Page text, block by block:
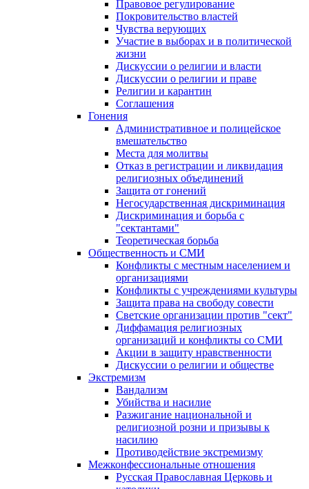
Правовое регулирование
Покровительство властей
Чувства верующих
Участие в выборах и в политической
жизни
Дискуссии о религии и власти
Дискуссии о религии и праве
Религии и карантин
Соглашения
Гонения
Административное и полицейское
вмешательство
Места для молитвы
Отказ в регистрации и ликвидация
религиозных объединений
Защита от гонений
Негосударственная дискриминация
Дискриминация и борьба с
"сектантами"
Теоретическая борьба
Общественность и СМИ
Конфликты с местным населением и
организациями
Конфликты с учреждениями культуры
Защита права на свободу совести
Светские организации против "сект"
Диффамация религиозных
организаций и конфликты со СМИ
Акции в защиту нравственности
Дискуссии о религии и обществе
Экстремизм
Вандализм
Убийства и насилие
Разжигание национальной и
религиозной розни и призывы к
насилию
Противодействие экстремизму
Межконфессиональные отношения
Русская Православная Церковь и